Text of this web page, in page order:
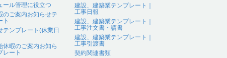
ール管理に役立つ
のご案内お知らせテ
ト
テンプレート(休業日
休暇のご案内お知ら
レート
建設、建築業テンプレート｜
工事日報
建設、建築業テンプレート｜
工事注文書・請書
建設、建築業テンプレート｜
工事引渡書
契約関連書類